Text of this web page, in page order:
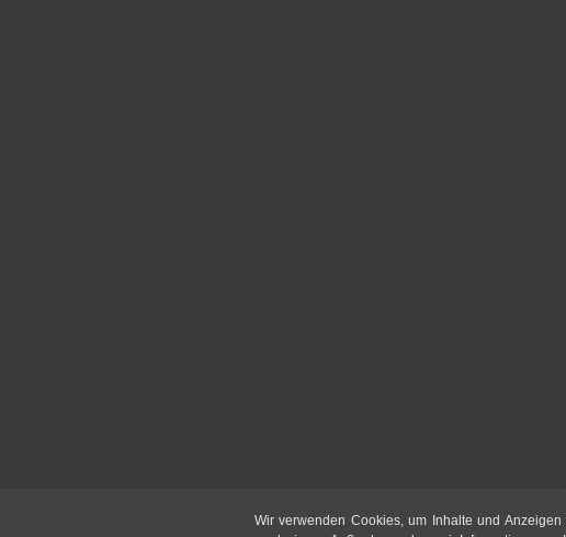
Wir verwenden Cookies, um Inhalte und